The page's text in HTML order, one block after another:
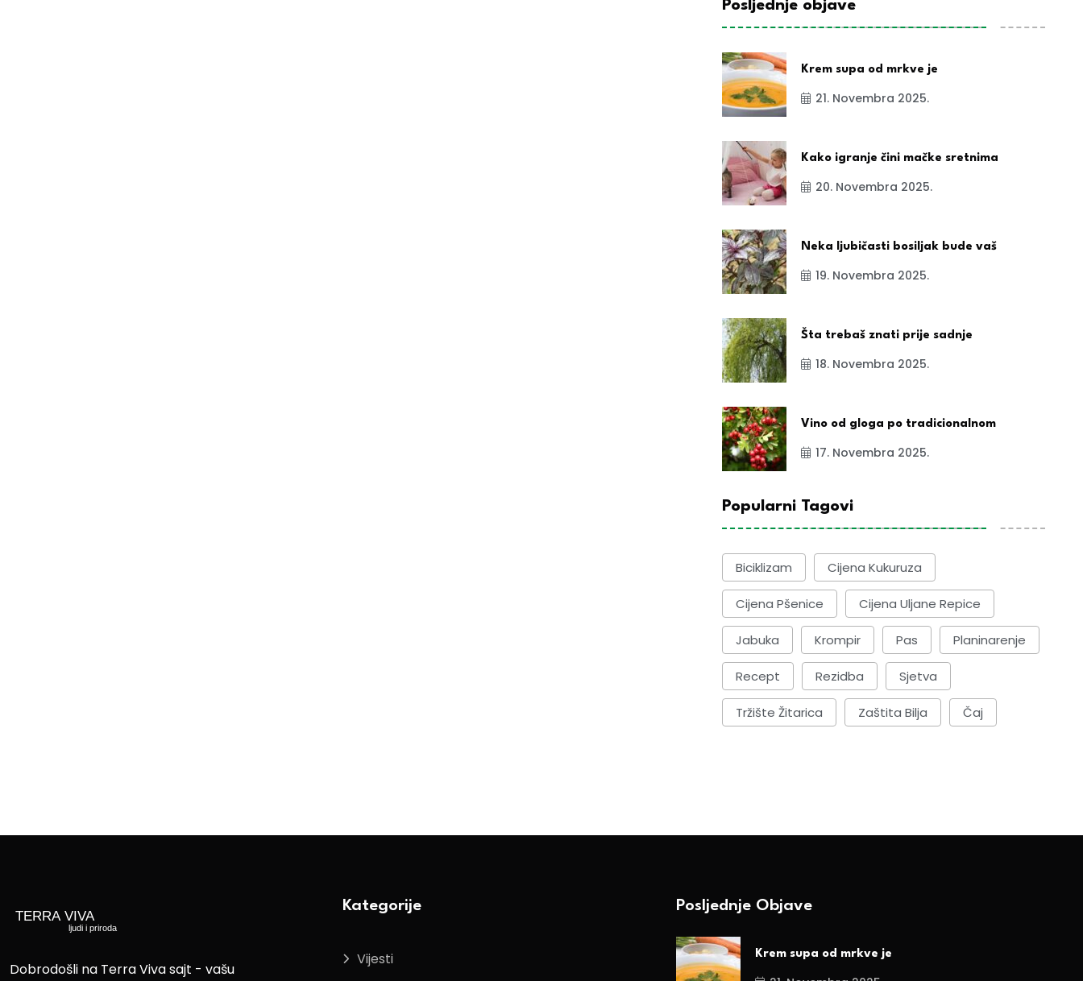
Posljednje objave
Krem supa od mrkve je
21. Novembra 2025.
Kako igranje čini mačke sretnima
20. Novembra 2025.
Neka ljubičasti bosiljak bude vaš
19. Novembra 2025.
Šta trebaš znati prije sadnje
18. Novembra 2025.
Vino od gloga po tradicionalnom
17. Novembra 2025.
Popularni Tagovi
Biciklizam Cijena Kukuruza
Cijena Pšenice Cijena Uljane Repice
Jabuka Krompir Pas Planinarenje
Recept Rezidba Sjetva
Tržište Žitarica Zaštita Bilja Čaj
Dobrodošli na Terra Viva sajt - vašu
Kategorije
Vijesti
Posljednje Objave
Krem supa od mrkve je